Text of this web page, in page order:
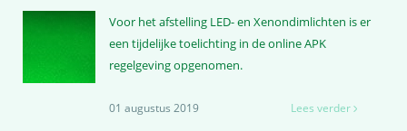
Voor het afstelling LED- en Xenondimlichten is er
een tijdelijke toelichting in de online APK
regelgeving opgenomen.
01 augustus 2019 Lees verder